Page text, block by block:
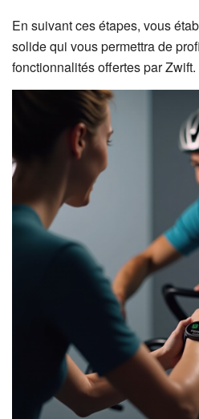
En suivant ces étapes, vous
solide qui vous permettra de
fonctionnalités offertes par Zwift.